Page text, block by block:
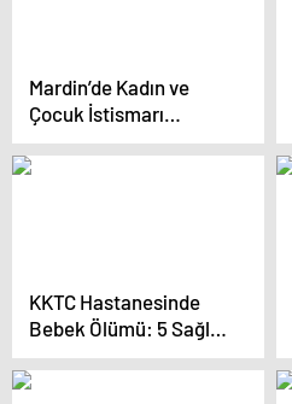
Mardin’de Kadın ve
Çocuk İstismarı
Semineri
KKTC Hastanesinde
Bebek Ölümü: 5 Sağlık
Çalışanına Gözaltı